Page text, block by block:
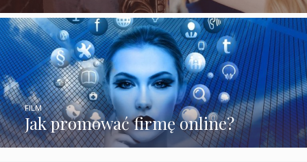
Jak promować firmę online?
FILM